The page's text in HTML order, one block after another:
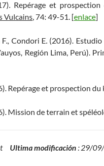
Repérage et
Vulcains, 74: 49-51. [enlace]
F., Condori E. (2016).
Región Lima, Perú).
Repérage et prospection
Mission de terrain et
Ultima modificación : 29/